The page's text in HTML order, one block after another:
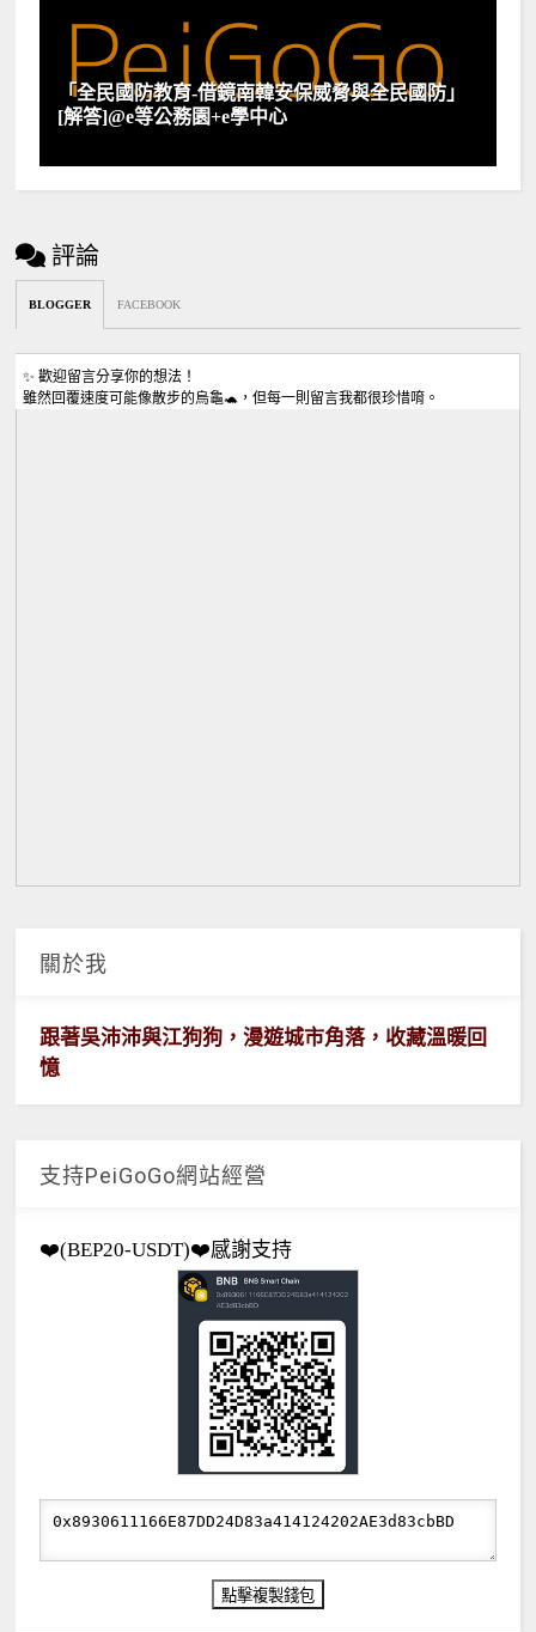
「全民國防教育-借鏡南韓安保威脅與全民國防」
[解答]@e等公務園+e學中心
評論
BLOGGER FACEBOOK
✨ 歡迎留言分享你的想法！
雖然回覆速度可能像散步的烏龜🐢，但每一則留言我都很珍惜唷。
關於我
跟著吳沛沛與江狗狗，漫遊城市角落，收藏溫暖回
憶
支持PeiGoGo網站經營
❤️(BEP20-USDT)❤️感謝支持